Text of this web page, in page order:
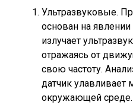
Ультразвуковые.
основан на
излучает
отражаясь от
свою частоту.
датчик
окружающей